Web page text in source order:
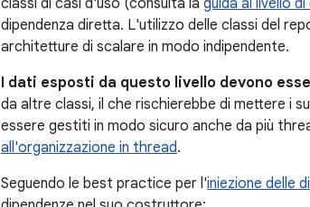
classi di casi d'uso (consulta la guida al livello di
dipendenza diretta. L'utilizzo delle classi del
architetture di scalare in modo indipendente.
I dati esposti da questo livello devono
da altre classi, il che rischierebbe di mettere i
essere gestiti in modo sicuro anche da più
all'organizzazione in thread.
Seguendo le best practice per l'iniezione delle